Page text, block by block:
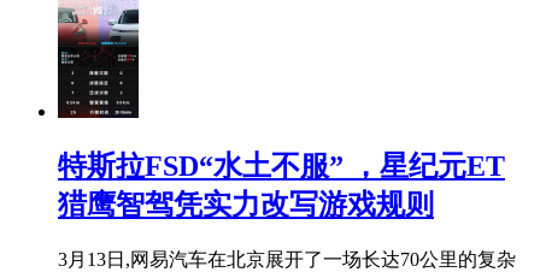
特斯拉FSD“水土不服” ，星纪元ET
猎鹰智驾凭实力改写游戏规则
3月13日,网易汽车在北京展开了一场长达70公里的复杂